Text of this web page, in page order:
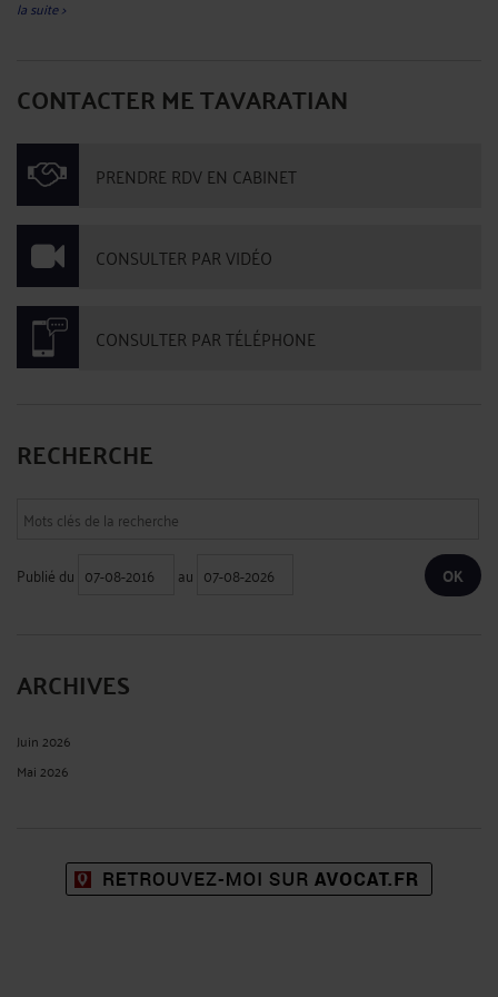
la suite >
CONTACTER ME TAVARATIAN
PRENDRE RDV EN CABINET
CONSULTER PAR VIDÉO
CONSULTER PAR TÉLÉPHONE
RECHERCHE
Publié du au
ARCHIVES
Juin 2026
Mai 2026